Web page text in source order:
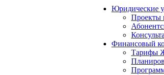
Юридические
Проекты
Финансовый
Тарифы